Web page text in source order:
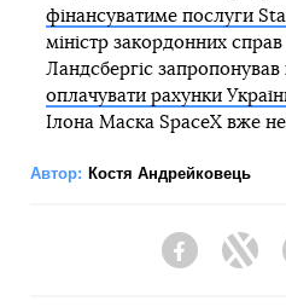
фінансуватиме послуги
міністр закордонних справ
Ландсбергіс
оплачувати рахунки
Ілона Маска SpaceX вже не
Автор: Костя Андрейковець
Facebook